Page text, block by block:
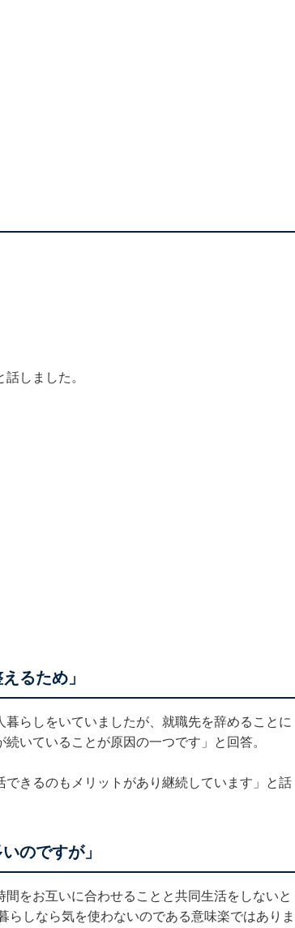
しました。
るため」
らしをいていましたが、就職先を辞めることに
いていることが原因の一つです」と回答。
きるのもメリットがあり継続しています」と話
のですが」
をお互いに合わせることと共同生活をしないと
しなら気を使わないのである意味楽ではありま